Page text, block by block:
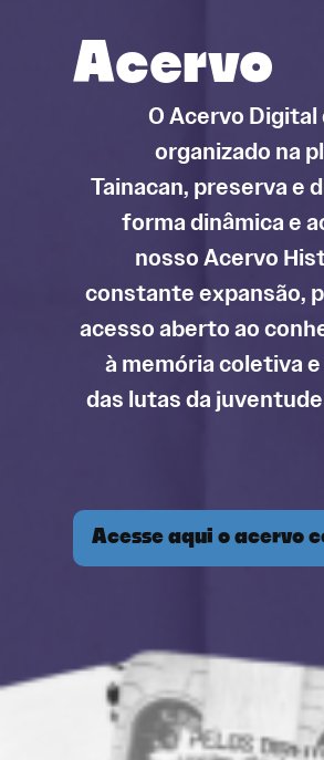
Acervo
O Acervo Digital
organizado na
Tainacan, preserva e
forma dinâmica e
nosso Acervo
constante expansão,
acesso aberto ao
à memória coletiva
das lutas da
Acesse aqui o acervo